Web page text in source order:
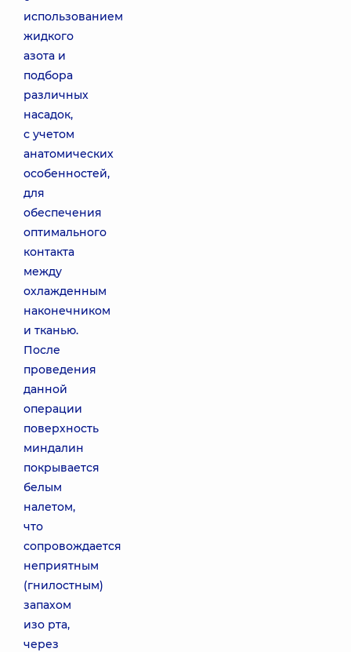
использованием
жидкого
азота и
подбора
различных
насадок,
с учетом
анатомических
особенностей,
для
обеспечения
оптимального
контакта
между
охлажденным
наконечником
и тканью.
После
проведения
данной
операции
поверхность
миндалин
покрывается
белым
налетом,
что
сопровождается
неприятным
(гнилостным)
запахом
изо рта,
через